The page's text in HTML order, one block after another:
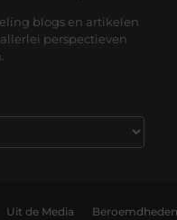
blogs en artikelen
perspectieven
Uit de Media Beroemdheden